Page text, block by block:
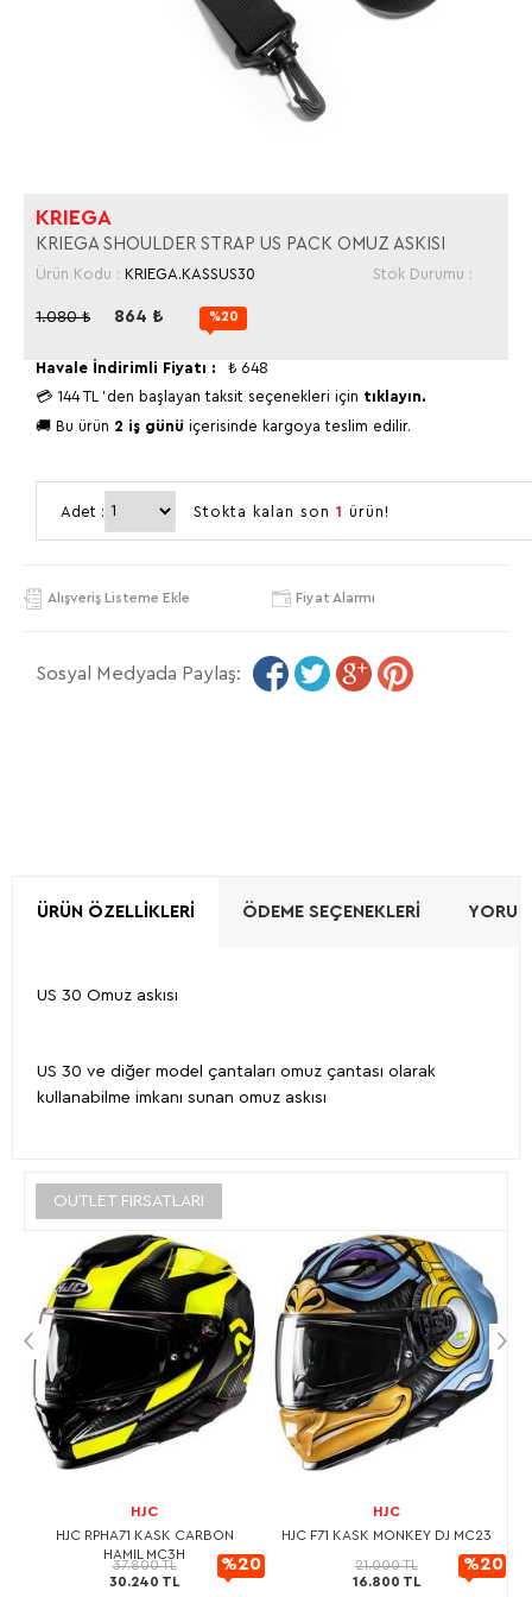
KRIEGA
KRIEGA SHOULDER STRAP US PACK OMUZ ASKISI
Ürün Kodu : KRIEGA.KASSUS30 Stok Durumu :
1.080₺ 864 ₺ %20
Havale İndirimli Fiyatı : ₺ 648
💳 144 TL 'den başlayan taksit seçenekleri için tıklayın.
🚚 Bu ürün 2 iş günü içerisinde kargoya teslim edilir.
Adet : Stokta kalan son 1 ürün!
Alışveriş Listeme Ekle Fiyat Alarmı
Sosyal Medyada Paylaş:
ÜRÜN ÖZELLIKLERI ÖDEME SEÇENEKLERI
US 30 Omuz askısı
US 30 ve diğer model çantaları omuz çantası olarak
kullanabilme imkanı sunan omuz askısı
OUTLET FIRSATLARI
HJC
HJC RPHA71 KASK CARBON
HAMIL MC3H
37.800 TL
30.240 TL
%20
İndirimli
HJC
HJC F71 KASK MONKEY DJ MC23
21.000 TL
16.800 TL
%20
İndirimli